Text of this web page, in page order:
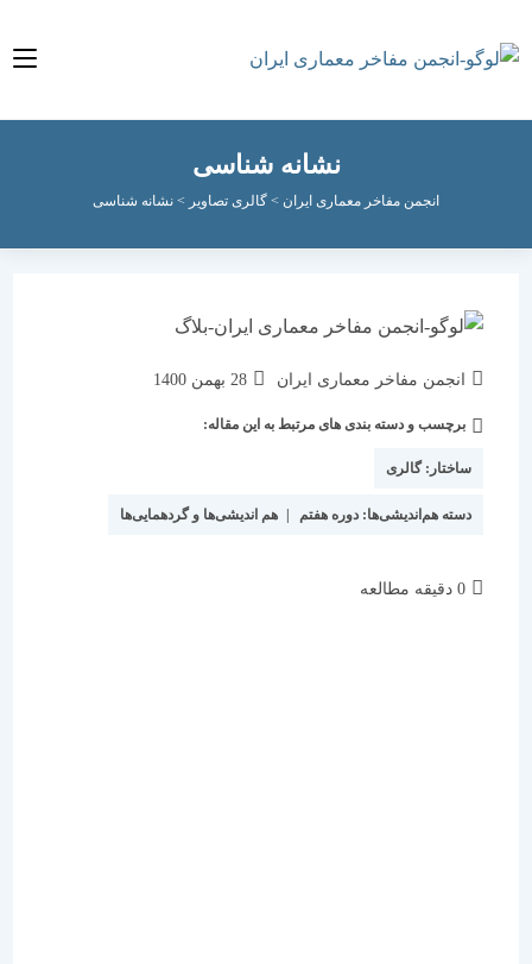
نشانه شناسی
انجمن مفاخر معماری ایران > گالری تصاویر>نشانه شناسی
انجمن مفاخر معماری ایران
نوشته
شده
28 بهمن 1400
برچسب و دسته بندی های مرتبط به این مقاله:
ساختار:گالری
دسته هم‌اندیشی‌ها:دوره هفتم | هم اندیشی‌ها و گردهمایی‌ها